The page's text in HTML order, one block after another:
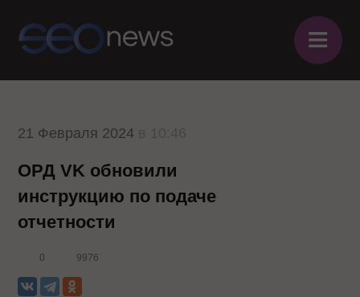
≡
21 Февраля 2024
ОРД VK обновили
инструкцию по подаче
отчетности
0 9976